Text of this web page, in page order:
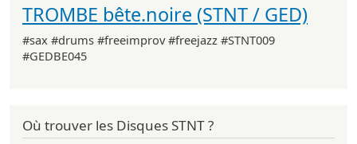
TROMBE bête.noire (STNT / GED)
#sax #drums #freeimprov #freejazz #STNT009
#GEDBE045
Où trouver les Disques STNT ?